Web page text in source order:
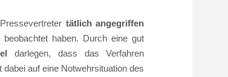
tätlich angegriffen
haben. Durch eine gut
darlegen, dass das Verfahren
auf eine Notwehrsituation des